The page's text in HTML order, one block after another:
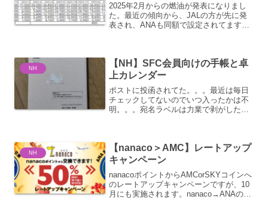
2025年2月からの燃油が発表になりまし
た。最近の傾向から、JALの方が先に発
表され、ANAも同額で設定されてます
で往復5,0...
NH
【NH】SFC会員向けの手帳と卓
上カレンダー
ポストに投函されてた。。。最近は毎日
チェックしてないのでいつ入ったかは不
明。。。宛名ラベルは力業で剥がした割
る。手帳の方も最近は書くこ...
NH
【nanaco＞AMC】レートアップ
キャンペーン
nanacoポイントからAMCorSKYコインへ
のレートアップキャンペーンですが、10
月にも実施されます。nanaco→ANAのマ